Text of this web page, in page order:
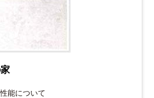
能について